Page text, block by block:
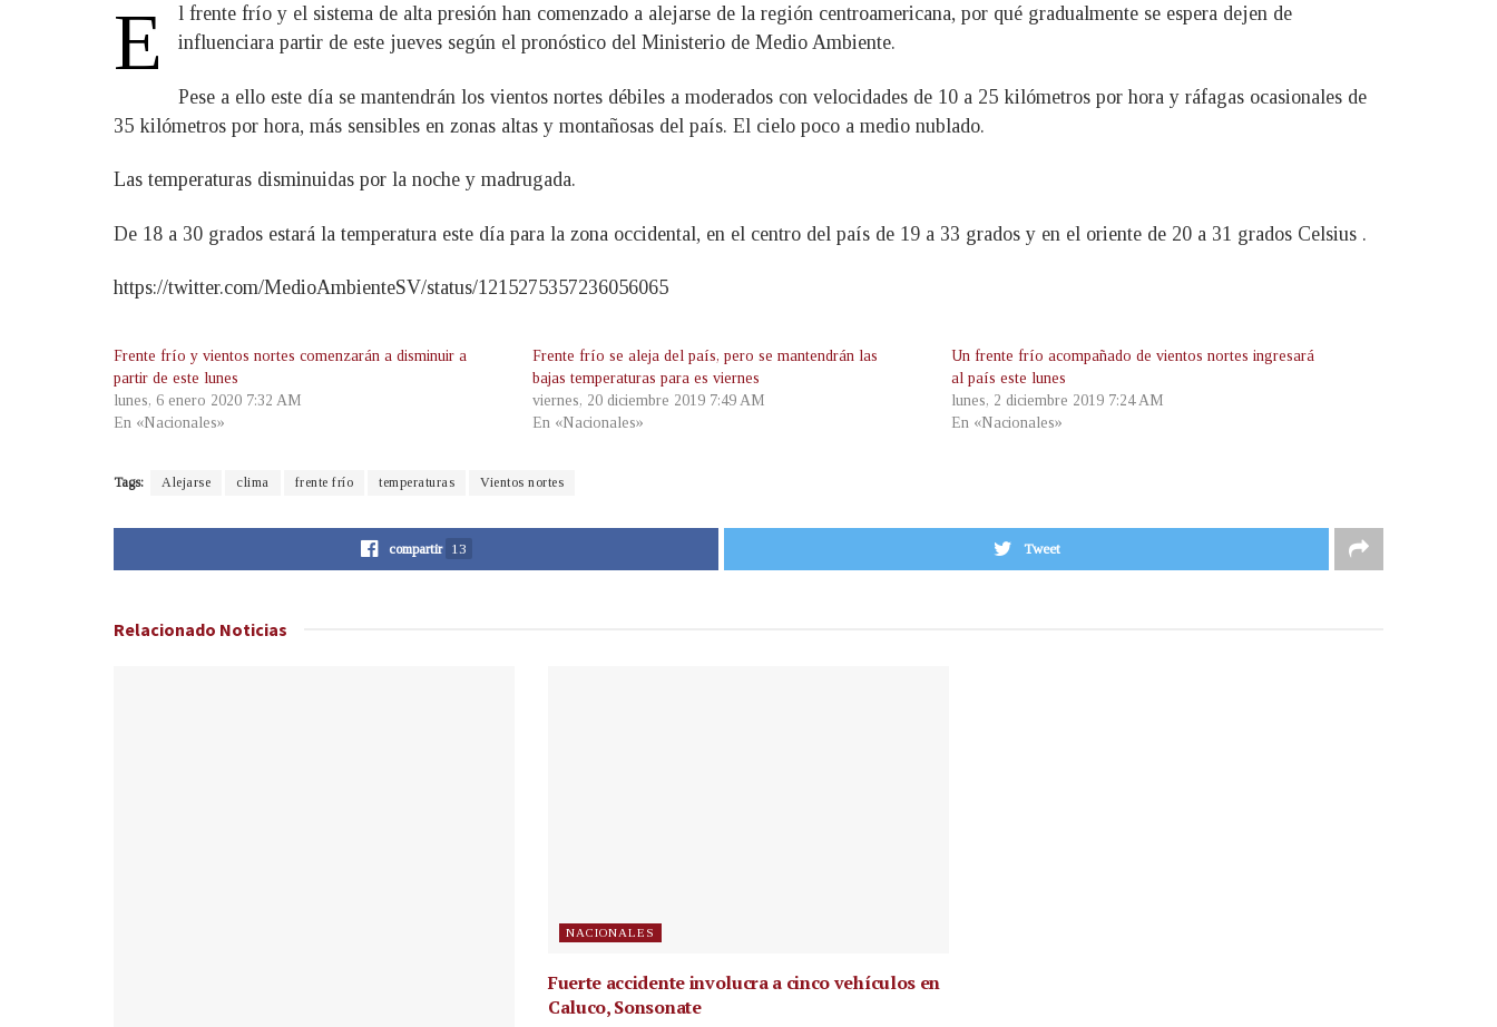
E
l frente frío y el sistema de alta presión han comenzado a alejarse de la región centroamericana, por qué gradualmente se espera dejen de
influenciara partir de este jueves según el pronóstico del Ministerio de Medio Ambiente.
Pese a ello este día se mantendrán los vientos nortes débiles a moderados con velocidades de 10 a 25 kilómetros por hora y ráfagas ocasionales de
35 kilómetros por hora, más sensibles en zonas altas y montañosas del país. El cielo poco a medio nublado.
Las temperaturas disminuidas por la noche y madrugada.
De 18 a 30 grados estará la temperatura este día para la zona occidental, en el centro del país de 19 a 33 grados y en el oriente de 20 a 31 grados Celsius .
https://twitter.com/MedioAmbienteSV/status/1215275357236056065
Frente frío y vientos nortes comenzarán a disminuir a
partir de este lunes
lunes, 6 enero 2020 7:32 AM
En «Nacionales»
Frente frío se aleja del país, pero se mantendrán las
bajas temperaturas para es viernes
viernes, 20 diciembre 2019 7:49 AM
En «Nacionales»
Un frente frío acompañado de vientos nortes ingresará
al país este lunes
lunes, 2 diciembre 2019 7:24 AM
En «Nacionales»
Tags: Alejarse clima frente frío temperaturas Vientos nortes
compartir 13 Tweet
Relacionado Noticias
NACIONALES
Fuerte accidente involucra a cinco vehículos en
Caluco, Sonsonate